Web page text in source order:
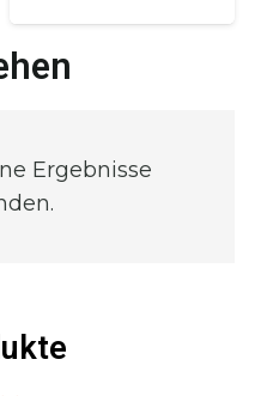
Ergebnisse